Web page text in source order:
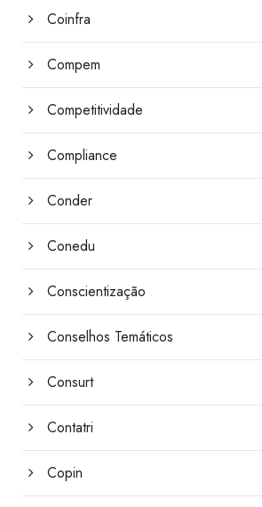
Coinfra
Compem
Competitividade
Compliance
Conder
Conedu
Conscientização
Conselhos Temáticos
Consurt
Contatri
Copin